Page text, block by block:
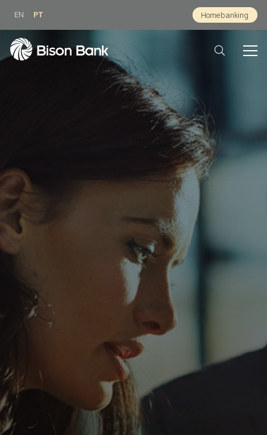
EN PT Homebanking